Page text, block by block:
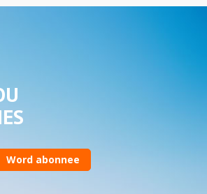
Word abonnee